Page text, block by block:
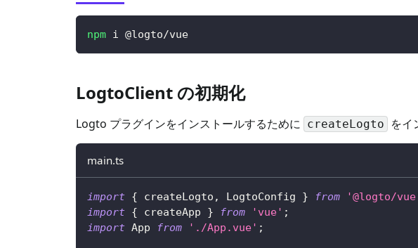
npm i @logto/vue
LogtoClient の初期化
Logto プラグインをインストールするために createLogto をイ
main.ts
import { createLogto , LogtoConfig } from '@logto/
import { createApp } from 'vue' ;
import App from './App.vue' ;